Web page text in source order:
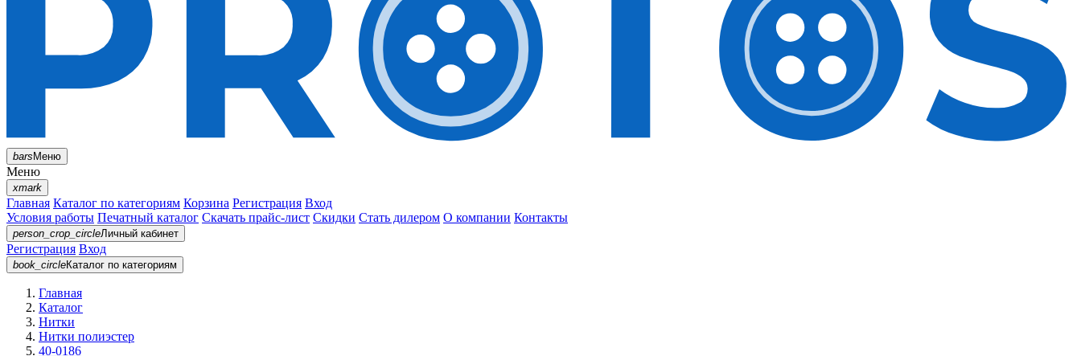
barsМеню
Меню
xmark
Главная Каталог по категориям Корзина Регистрация Вход
Условия работы Печатный каталог Скачать прайс-лист Скидки Стать дилером О компании Контакты
person_crop_circleЛичный кабинет
Регистрация Вход
book_circleКаталог по категориям
Главная
Каталог
Нитки
Нитки полиэстер
40-0186